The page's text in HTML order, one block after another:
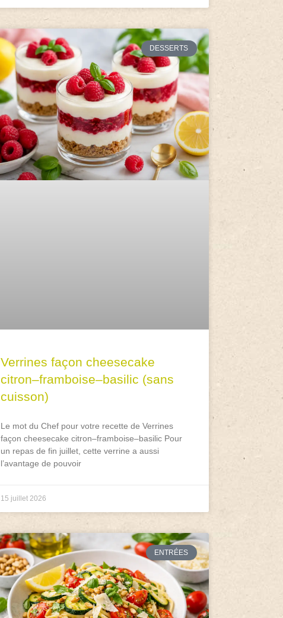
DESSERTS
Verrines façon cheesecake
citron–framboise–basilic (sans
cuisson)
Le mot du Chef pour votre recette de Verrines
façon cheesecake citron–framboise–basilic Pour
un repas de fin juillet, cette verrine a aussi
l’avantage de pouvoir
15 juillet 2026
ENTRÉES